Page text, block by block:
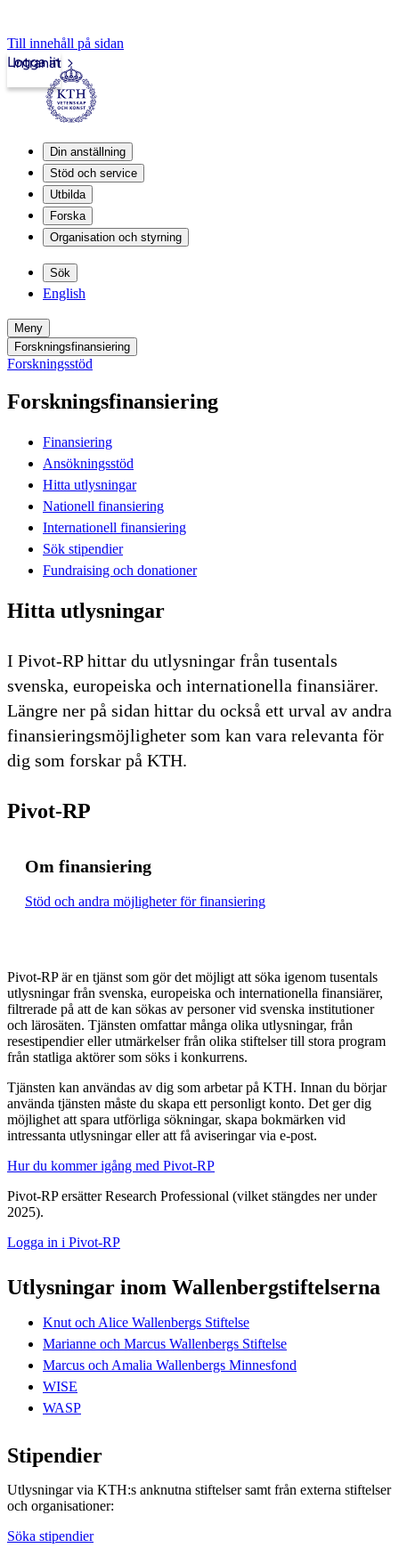
Till innehåll på sidan
Intranät
Logga in
Din anställning
Stöd och service
Utbilda
Forska
Organisation och styrning
Sök
English
Meny
Forskningsfinansiering
Forskningsstöd
Forskningsfinansiering
Finansiering
Ansökningsstöd
Hitta utlysningar
Nationell finansiering
Internationell finansiering
Sök stipendier
Fundraising och donationer
Hitta utlysningar
I Pivot-RP hittar du utlysningar från tusentals
svenska, europeiska och internationella finansiärer.
Längre ner på sidan hittar du också ett urval av andra
finansieringsmöjligheter som kan vara relevanta för
dig som forskar på KTH.
Pivot-RP
Om finansiering
Stöd och andra möjligheter för finansiering
Pivot-RP är en tjänst som gör det möjligt att söka igenom tusentals
utlysningar från svenska, europeiska och internationella finansiärer,
filtrerade på att de kan sökas av personer vid svenska institutioner
och lärosäten. Tjänsten omfattar många olika utlysningar, från
resestipendier eller utmärkelser från olika stiftelser till stora program
från statliga aktörer som söks i konkurrens.
Tjänsten kan användas av dig som arbetar på KTH. Innan du börjar
använda tjänsten måste du skapa ett personligt konto. Det ger dig
möjlighet att spara utförliga sökningar, skapa bokmärken vid
intressanta utlysningar eller att få aviseringar via e-post.
Hur du kommer igång med Pivot-RP
Pivot-RP ersätter Research Professional (vilket stängdes ner under
2025).
Logga in i Pivot-RP
Utlysningar inom Wallenbergstiftelserna
Knut och Alice Wallenbergs Stiftelse
Marianne och Marcus Wallenbergs Stiftelse
Marcus och Amalia Wallenbergs Minnesfond
WISE
WASP
Stipendier
Utlysningar via KTH:s anknutna stiftelser samt från externa stiftelser
och organisationer:
Söka stipendier